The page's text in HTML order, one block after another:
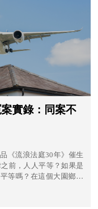
案實錄：同案不
《流浪法庭30年》催生
前，人人平等？如果是
等嗎？在這個大園鄉三